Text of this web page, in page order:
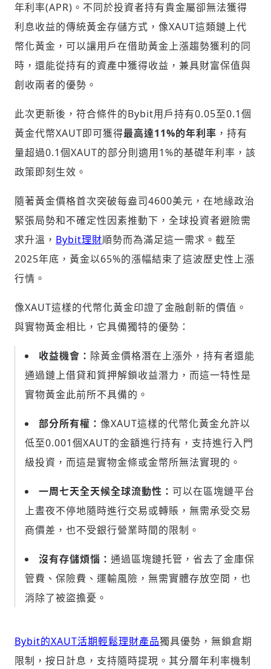
人文
登入或註冊
歡迎您加入《旭時報》
掌握國際政經脈動
輸入 Email 驗證碼
請輸入發送到 的驗證碼
年利率(APR)。不同於投資者持有貴金屬卻無法獲得
利息收益的傳統黃金存儲方式，像XAUT這類鏈上代
幣化黃金，可以讓用戶在借助黃金上漲趨勢獲利的同
時，還能從持有的資產中獲得收益，兼具財富保值與
創收兩者的優勢。
此次更新後，符合條件的Bybit用戶持有0.05至0.1個
黃金代幣XAUT即可獲得最高達11%的年利率 ，持有
量超過0.1個XAUT的部分則適用1%的基礎年利率，該
政策即刻生效。
隨著黃金價格首次突破每盎司4600美元，在地緣政治
緊張局勢和不確定性因素推動下，全球投資者避險需
求升溫， Bybit理財順勢而為滿足這一需求。截至
2025年底，黃金以65%的漲幅結束了這波歷史性上漲
行情。
像XAUT這樣的代幣化黃金印證了金融創新的價值。
與實物黃金相比，它具備獨特的優勢：
收益機會： 除黃金價格潛在上漲外，持有者還能
通過鏈上借貸和質押解鎖收益潛力，而這一特性是
實物黃金此前所不具備的。
部分所有權： 像XAUT這樣的代幣化黃金允許以
低至0.001個XAUT的金額進行持有，支持進行入門
級投資，而這是實物金條或金幣所無法實現的。
一周七天全天候全球流動性： 可以在區塊鏈平台
上晝夜不停地隨時進行交易或轉賬，無需承受交易
商價差，也不受銀行營業時間的限制。
沒有存儲煩惱： 通過區塊鏈托管，省去了金庫保
管費、保險費、運輸風險，無需實體存放空間，也
消除了被盜擔憂。
Bybit的XAUT活期輕鬆理財產品獨具優勢，無鎖倉期
限制，按日計息，支持隨時提現。其分層年利率機制